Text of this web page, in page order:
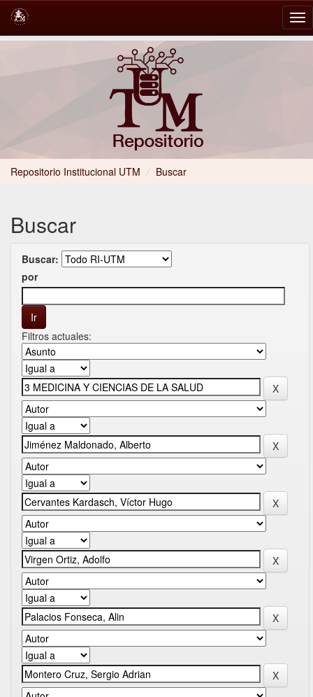
Repositorio Institucional UTM / Buscar
Buscar
Buscar:
por
Filtros actuales: